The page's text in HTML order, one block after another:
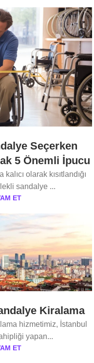
Seçerken
5 Önemli İpucu
olarak kısıtlandığı
sandalye ...
ET
Kiralama
hizmetimiz, İstanbul
yapan...
ET